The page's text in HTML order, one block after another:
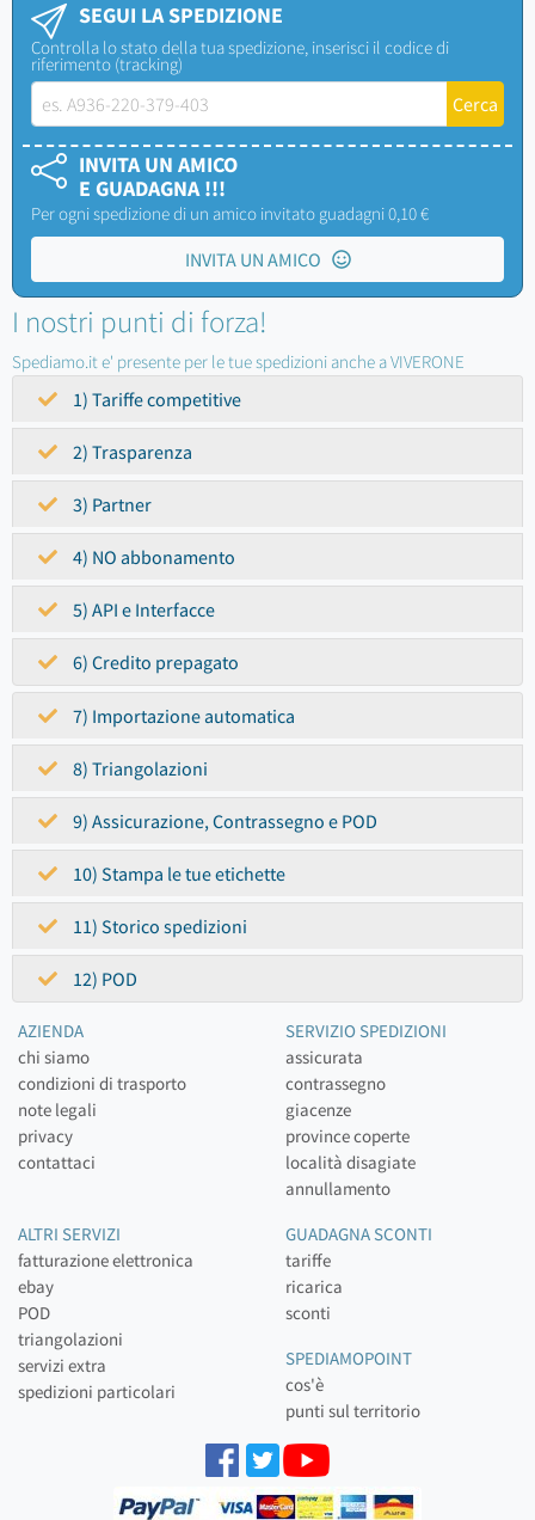
SEGUI LA SPEDIZIONE
Controlla lo stato della tua spedizione, inserisci il codice di
riferimento (tracking)
INVITA UN AMICO
E GUADAGNA !!!
Per ogni spedizione di un amico invitato guadagni 0,10 €
INVITA UN AMICO
I nostri punti di forza!
Spediamo.it e' presente per le tue spedizioni anche a VIVERONE
1) Tariffe competitive
2) Trasparenza
3) Partner
4) NO abbonamento
5) API e Interfacce
6) Credito prepagato
7) Importazione automatica
8) Triangolazioni
9) Assicurazione, Contrassegno e POD
10) Stampa le tue etichette
11) Storico spedizioni
12) POD
AZIENDA
chi siamo
condizioni di trasporto
note legali
privacy
contattaci
SERVIZIO SPEDIZIONI
assicurata
contrassegno
giacenze
province coperte
località disagiate
annullamento
ALTRI SERVIZI
fatturazione elettronica
ebay
POD
triangolazioni
servizi extra
spedizioni particolari
GUADAGNA SCONTI
tariffe
ricarica
sconti
SPEDIAMOPOINT
cos'è
punti sul territorio